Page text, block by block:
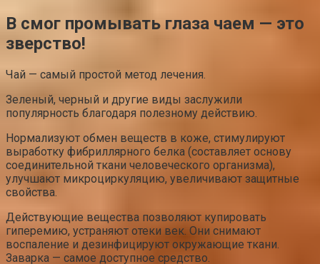
В смог промывать глаза чаем — это
зверство!
Чай — самый простой метод лечения.
Зеленый, черный и другие виды заслужили
популярность благодаря полезному действию.
Нормализуют обмен веществ в коже, стимулируют
выработку фибриллярного белка (составляет основу
соединительной ткани человеческого организма),
улучшают микроциркуляцию, увеличивают защитные
свойства.
Действующие вещества позволяют купировать
гиперемию, устраняют отеки век. Они снимают
воспаление и дезинфицируют окружающие ткани.
Заварка — самое доступное средство.